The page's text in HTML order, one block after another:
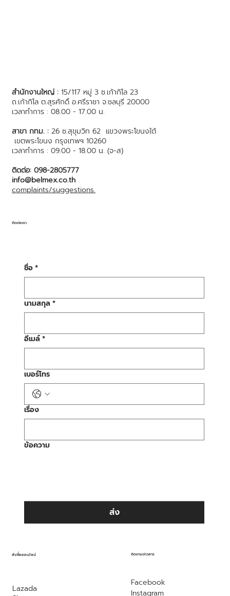
สำนักงานใหญ่ :15/117 หมู่ 3 ซ.เก้ากิโล 23
ถ.เก้ากิโล ต.สุรศักดิ์ อ.ศรีราชา จ.ชลบุรี 20000
เวลาทำการ : 08.00 - 17.00 น.
สาขา กทม. : 26 ซ.สุขุมวิท 62 แขวงพระโขนงใต้
เขตพระโขนง กรุงเทพฯ 10260
เวลาทำการ : 09.00 - 18.00 น. (จ-ส)
ติดต่อ: 098-2805777
info@belmex.co.th
complaints/suggestions.
Facebook
Instagram
ติดตามข่าวสาร
สั่งซื้อออนไลน์
Lazada
ชื่อ*
นามสกุล *
อีเมล์*
เบอร์โทร
เรื่อง
ข้อความ
ส่ง
ติดต่อเรา